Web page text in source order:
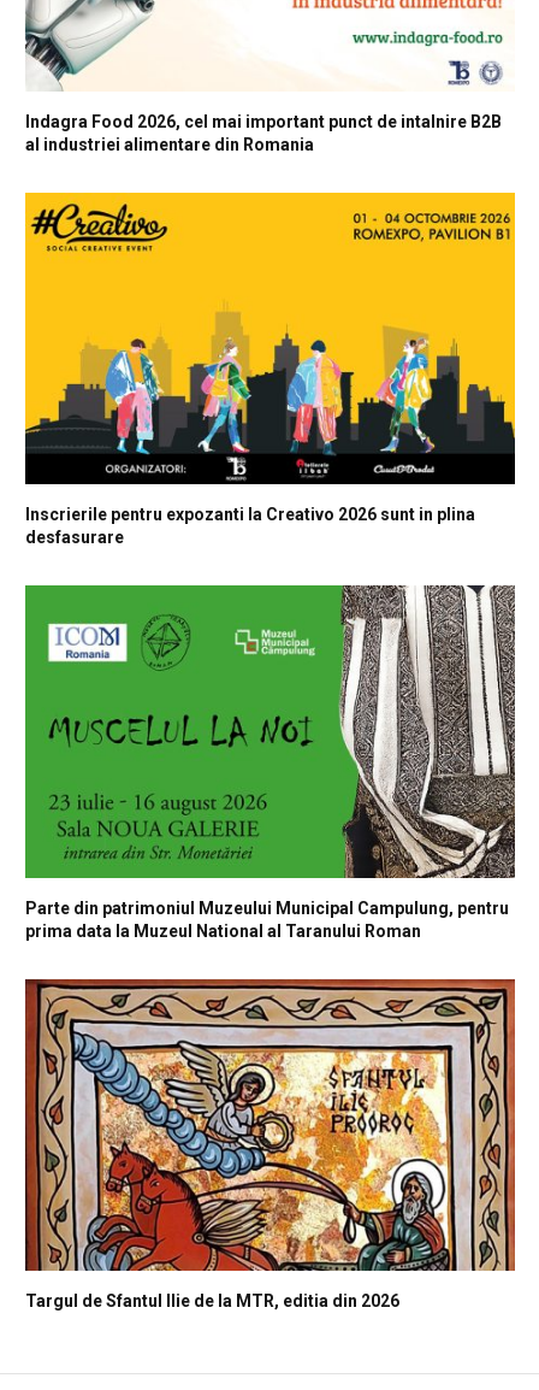
Indagra Food 2026, cel mai important punct de intalnire B2B
al industriei alimentare din Romania
Inscrierile pentru expozanti la Creativo 2026 sunt in plina
desfasurare
Parte din patrimoniul Muzeului Municipal Campulung, pentru
prima data la Muzeul National al Taranului Roman
Targul de Sfantul Ilie de la MTR, editia din 2026